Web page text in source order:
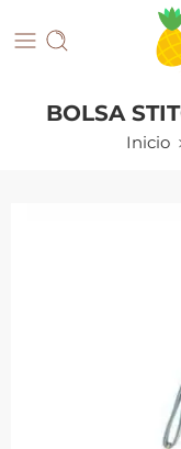
BOLSA
Inicio